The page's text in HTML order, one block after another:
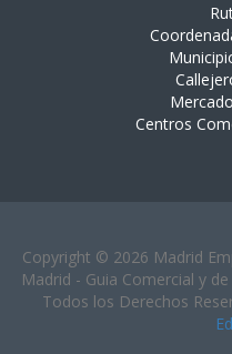
Centros
Copyright © 2026 Madrid
Madrid - Guia Comercial y
Todos los Derechos